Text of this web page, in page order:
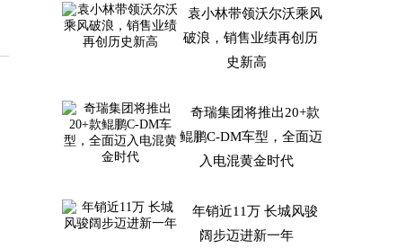
袁小林带领沃尔沃乘风
破浪，销售业绩再创历
史新高
奇瑞集团将推出20+款
鲲鹏C-DM车型，全面迈
入电混黄金时代
年销近11万 长城风骏
阔步迈进新一年